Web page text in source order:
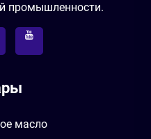
промышленности.
масло